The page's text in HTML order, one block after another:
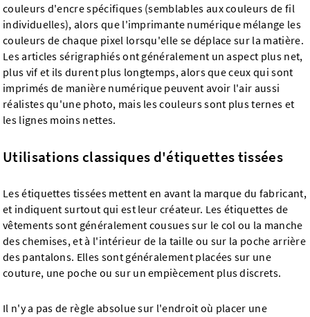
couleurs d'encre spécifiques (semblables aux couleurs de fil
individuelles), alors que l'imprimante numérique mélange les
couleurs de chaque pixel lorsqu'elle se déplace sur la matière.
Les articles sérigraphiés ont généralement un aspect plus net,
plus vif et ils durent plus longtemps, alors que ceux qui sont
imprimés de manière numérique peuvent avoir l'air aussi
réalistes qu'une photo, mais les couleurs sont plus ternes et
les lignes moins nettes.
Utilisations classiques d'étiquettes tissées
Les étiquettes tissées mettent en avant la marque du fabricant,
et indiquent surtout qui est leur créateur. Les étiquettes de
vêtements sont généralement cousues sur le col ou la manche
des chemises, et à l'intérieur de la taille ou sur la poche arrière
des pantalons. Elles sont généralement placées sur une
couture, une poche ou sur un empiècement plus discrets.
Il n'y a pas de règle absolue sur l'endroit où placer une